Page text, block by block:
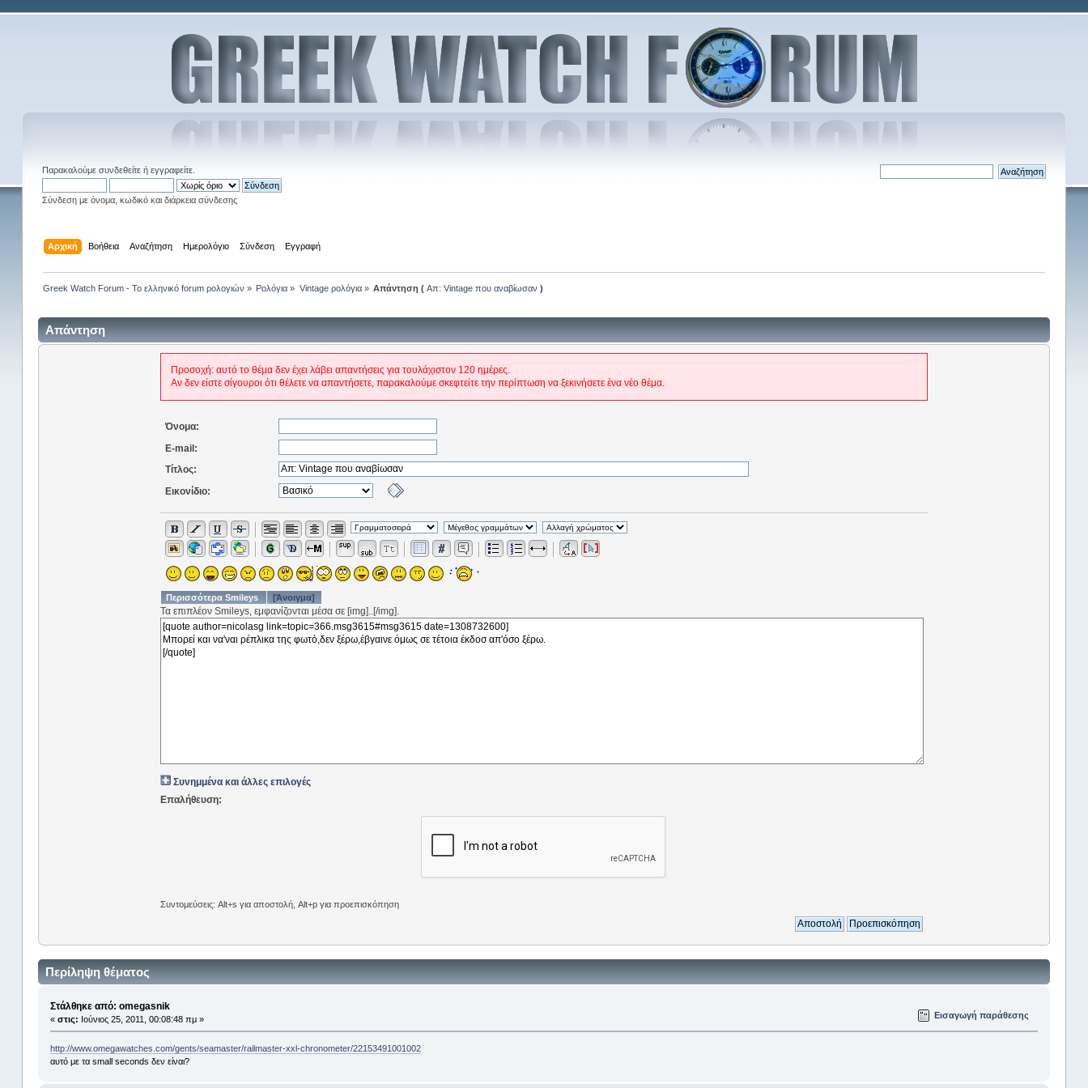
Παρακαλούμε συνδεθείτεή εγγραφείτε.
Σύνδεση με όνομα, κωδικό και διάρκεια σύνδεσης
Αρχική Βοήθεια Αναζήτηση Ημερολόγιο Σύνδεση Εγγραφή
Greek Watch Forum - Το ελληνικό forum ρολογιών » Ρολόγια » Vintage ρολόγια» Απάντηση (Απ: Vintage που αναβίωσαν )
Απάντηση
Προσοχή: αυτό το θέμα δεν έχει λάβει απαντήσεις για τουλάχιστον 120 ημέρες.
Αν δεν είστε σίγουροι ότι θέλετε να απαντήσετε, παρακαλούμε σκεφτείτε την περίπτωση να ξεκινήσετε ένα νέο θέμα.
Όνομα:
E-mail:
Τίτλος:
Εικονίδιο:
Περισσότερα Smileys [Άνοιγμα]
Τα επιπλέον Smileys, εμφανίζονται μέσα σε [img]..[/img].
Συνημμένα και άλλες επιλογές
Επαλήθευση:
Συντομεύσεις: Alt+s για αποστολή, Alt+p για προεπισκόπηση
Περίληψη θέματος
Στάλθηκε από: omegasnik
« στις: Ιούνιος 25, 2011, 00:08:48 πμ » Εισαγωγή παράθεσης
http://www.omegawatches.com/gents/seamaster/railmaster-xxl-chronometer/22153491001002
αυτό με τα small seconds δεν είναι?